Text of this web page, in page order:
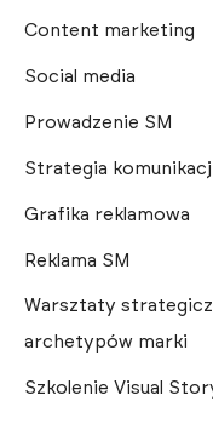
Content marketing
Social media
Prowadzenie SM
Strategia
Grafika reklamowa
Reklama SM
Warsztaty
archetypów marki
Szkolenie Visual